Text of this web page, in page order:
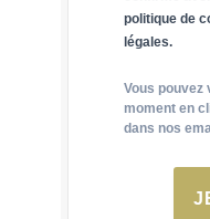
politique de
légales.
Vous pouvez
moment en
dans nos